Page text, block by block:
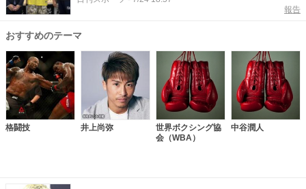
報告
おすすめのテーマ
格闘技 井上尚弥
世界ボクシング協
会（WBA）
中谷潤人